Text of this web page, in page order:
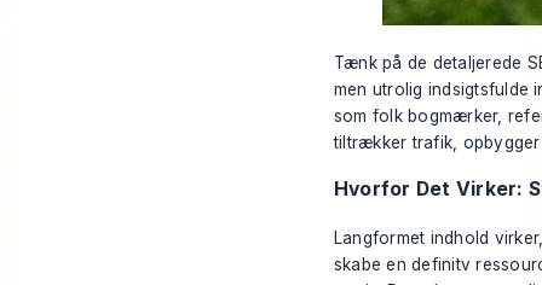
Tænk på de detaljerede
men utrolig indsigtsfulde
som folk bogmærker,
tiltrækker trafik,
Hvorfor Det Virker:
Langformet indhold
skabe en definitv